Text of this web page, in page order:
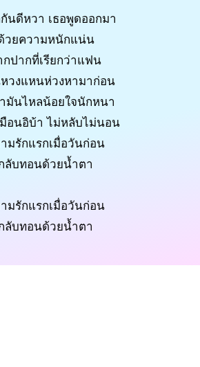
กันดีหวา เธอพูดออกมา
วยความหนักแน่น
กปากที่เรียกว่าแฟน
วงแหนห่วงหามาก่อน
มันไหลน้อยใจนักหนา
อนอิบ้า ไม่หลับไม่นอน
มรักแรกเมื่อวันก่อน
ลับทอนด้วยน้ำตา
มรักแรกเมื่อวันก่อน
ลับทอนด้วยน้ำตา